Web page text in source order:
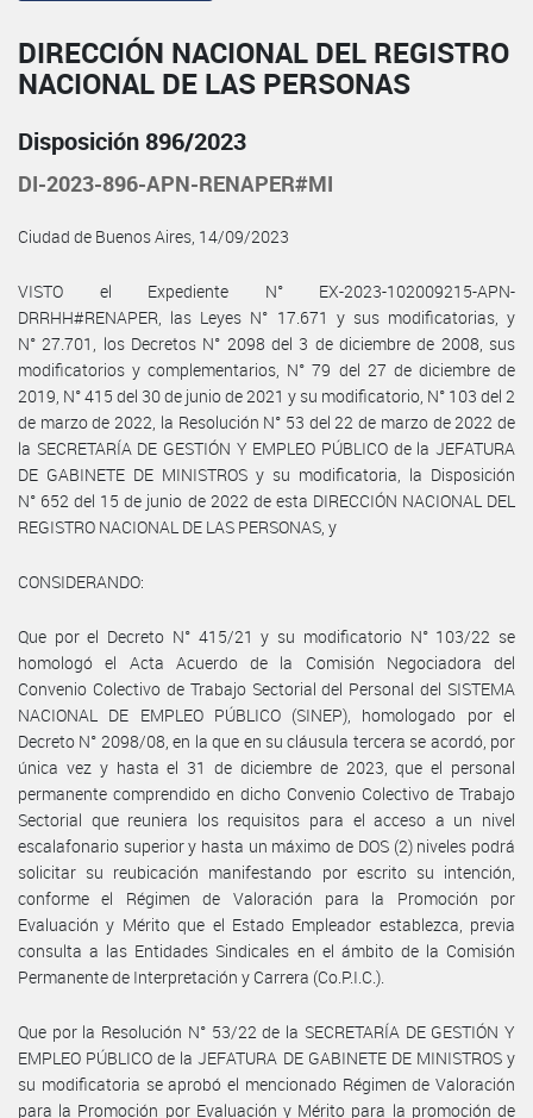
DIRECCIÓN NACIONAL DEL REGISTRO
NACIONAL DE LAS PERSONAS
Disposición 896/2023
DI-2023-896-APN-RENAPER#MI
Ciudad de Buenos Aires, 14/09/2023
VISTO el Expediente N° EX-2023-102009215-APN-
DRRHH#RENAPER, las Leyes N° 17.671 y sus modificatorias, y
N° 27.701, los Decretos N° 2098 del 3 de diciembre de 2008, sus
modificatorios y complementarios, N° 79 del 27 de diciembre de
2019, N° 415 del 30 de junio de 2021 y su modificatorio, N° 103 del 2
de marzo de 2022, la Resolución N° 53 del 22 de marzo de 2022 de
la SECRETARÍA DE GESTIÓN Y EMPLEO PÚBLICO de la JEFATURA
DE GABINETE DE MINISTROS y su modificatoria, la Disposición
N° 652 del 15 de junio de 2022 de esta DIRECCIÓN NACIONAL DEL
REGISTRO NACIONAL DE LAS PERSONAS, y
CONSIDERANDO:
Que por el Decreto N° 415/21 y su modificatorio N° 103/22 se
homologó el Acta Acuerdo de la Comisión Negociadora del
Convenio Colectivo de Trabajo Sectorial del Personal del SISTEMA
NACIONAL DE EMPLEO PÚBLICO (SINEP), homologado por el
Decreto N° 2098/08, en la que en su cláusula tercera se acordó, por
única vez y hasta el 31 de diciembre de 2023, que el personal
permanente comprendido en dicho Convenio Colectivo de Trabajo
Sectorial que reuniera los requisitos para el acceso a un nivel
escalafonario superior y hasta un máximo de DOS (2) niveles podrá
solicitar su reubicación manifestando por escrito su intención,
conforme el Régimen de Valoración para la Promoción por
Evaluación y Mérito que el Estado Empleador establezca, previa
consulta a las Entidades Sindicales en el ámbito de la Comisión
Permanente de Interpretación y Carrera (Co.P.I.C.).
Que por la Resolución N° 53/22 de la SECRETARÍA DE GESTIÓN Y
EMPLEO PÚBLICO de la JEFATURA DE GABINETE DE MINISTROS y
su modificatoria se aprobó el mencionado Régimen de Valoración
para la Promoción por Evaluación y Mérito para la promoción de